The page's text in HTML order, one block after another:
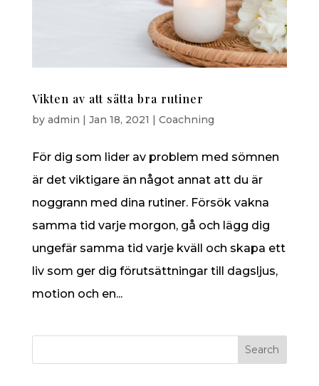
Vikten av att sätta bra rutiner
by admin | Jan 18, 2021 | Coachning
För dig som lider av problem med sömnen
är det viktigare än något annat att du är
noggrann med dina rutiner. Försök vakna
samma tid varje morgon, gå och lägg dig
ungefär samma tid varje kväll och skapa ett
liv som ger dig förutsättningar till dagsljus,
motion och en...